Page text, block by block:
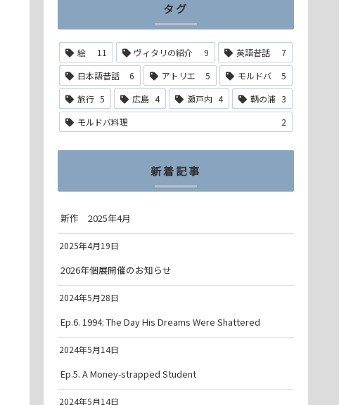
タグ
絵 11 ヴィタリの紹介 9 英語昔話
7
日本語昔話
6 アトリエ 5 モルドバ
5
旅行 5 広島 4 瀬戸内 4 鞆の浦 3
モルドバ料理
2
新着記事
新作 2025年4月
2025年4月19日
2026年個展開催のお知らせ
2024年5月28日
Ep.6. 1994: The Day His Dreams Were Shattered
2024年5月14日
Ep.5. A Money-strapped Student
2024年5月14日